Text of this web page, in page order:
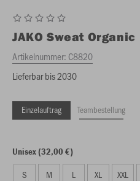
JAKO Sweat Organic
Artikelnummer: C8820
Lieferbar bis 2030
Einzelauftrag Teambestellung
Unisex (32,00 €)
S M L XL XXL